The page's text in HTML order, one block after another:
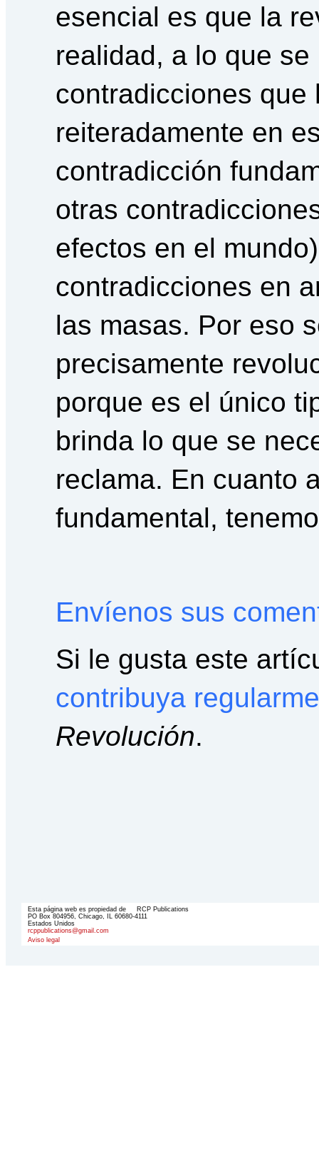
esencial es que la
realidad, a lo que
contradicciones que
reiteradamente en
contradicción
otras
efectos en el
contradicciones en
las masas. Por eso
precisamente
porque es el único
brinda lo que se
reclama. En cuanto
fundamental,
Envíenos sus
Si le gusta este
contribuya
Revolución.